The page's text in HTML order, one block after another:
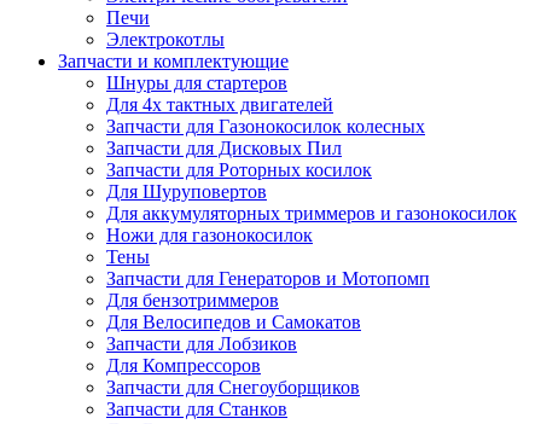
Печи
Электрокотлы
Запчасти и комплектующие
Шнуры для стартеров
Для 4х тактных двигателей
Запчасти для Газонокосилок колесных
Запчасти для Дисковых Пил
Запчасти для Роторных косилок
Для Шуруповертов
Для аккумуляторных триммеров и газонокосилок
Ножи для газонокосилок
Тены
Запчасти для Генераторов и Мотопомп
Для бензотриммеров
Для Велосипедов и Самокатов
Запчасти для Лобзиков
Для Компрессоров
Запчасти для Снегоуборщиков
Запчасти для Станков